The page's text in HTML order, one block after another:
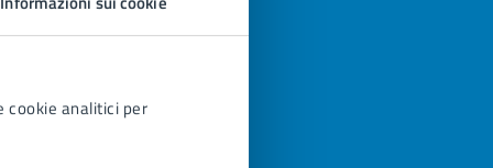
cookie analitici per